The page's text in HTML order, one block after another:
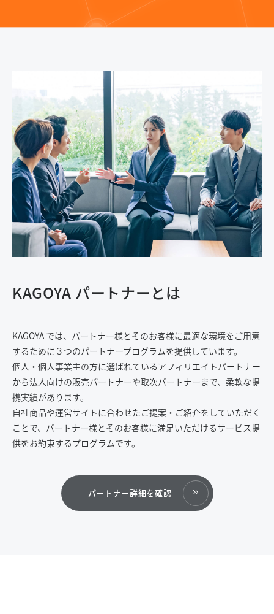
KAGOYA パートナーとは
KAGOYA では、パートナー様とそのお客様に最適な環境をご用意
するために３つのパートナープログラムを提供しています。
個人・個人事業主の方に選ばれているアフィリエイトパートナー
から法人向けの販売パートナーや取次パートナーまで、柔軟な提
携実績があります。
自社商品や運営サイトに合わせたご提案・ご紹介をしていただく
ことで、パートナー様とそのお客様に満足いただけるサービス提
供をお約束するプログラムです。
パートナー詳細を確認